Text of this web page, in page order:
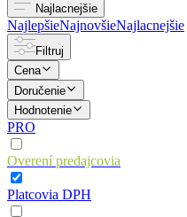
Najlacnejšie
NajlepšieNajnovšieNajlacnejšie
Filtruj
Cena
Doručenie
Hodnotenie
PRO
Overení predajcovia
Platcovia DPH